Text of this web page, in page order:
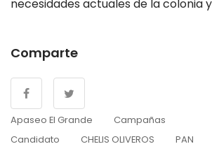
necesidades actuales de la colonia
Comparte
Apaseo El Grande
Campañas
Candidato
CHELIS OLIVEROS
PAN